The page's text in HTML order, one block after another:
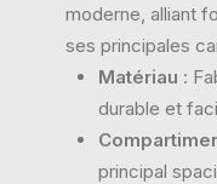
moderne, alliant
ses principales
Matériau :
durable et
principal